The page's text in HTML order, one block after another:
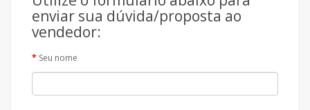
enviar sua dúvida/proposta ao
vendedor:
Seu nome